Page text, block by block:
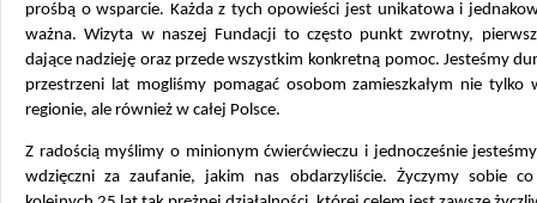
prośbą o wsparcie. Każda z tych opowieści jest unikatowa i
ważna. Wizyta w naszej Fundacji to często punkt zwrotny,
dające nadzieję oraz przede wszystkim konkretną pomoc. Jesteśmy
przestrzeni lat mogliśmy pomagać osobom zamieszkałym nie tylko
regionie, ale również w całej Polsce.
Z radością myślimy o minionym ćwierćwieczu i jednocześnie
wdzięczni za zaufanie, jakim nas obdarzyliście. Życzymy sobie